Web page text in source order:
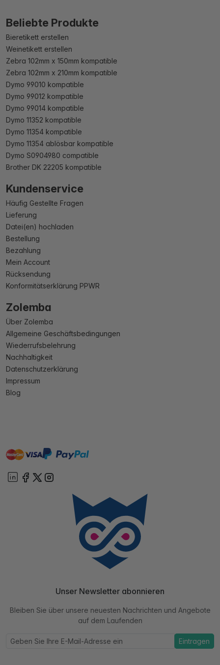
Beliebte Produkte
Bieretikett erstellen
Weinetikett erstellen
Zebra 102mm x 150mm kompatible
Zebra 102mm x 210mm kompatible
Dymo 99010 kompatible
Dymo 99012 kompatible
Dymo 99014 kompatible
Dymo 11352 kompatible
Dymo 11354 kompatible
Dymo 11354 ablösbar kompatible
Dymo S0904980 compatible
Brother DK 22205 kompatible
Kundenservice
Häufig Gestellte Fragen
Lieferung
Datei(en) hochladen
Bestellung
Bezahlung
Mein Account
Rücksendung
Konformitätserklärung PPWR
Zolemba
Über Zolemba
Allgemeine Geschäftsbedingungen
Wiederrufsbelehrung
Nachhaltigkeit
Datenschutzerklärung
Impressum
Blog
mastervisa paypal
Unser Newsletter abonnieren
Bleiben Sie über unsere neuesten Nachrichten und Angebote
auf dem Laufenden
Eintragen